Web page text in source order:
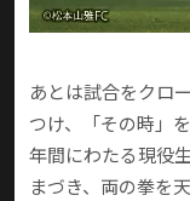
あとは試合をクロ
つけ、「その時」
年間にわたる現役
まづき、両の拳を